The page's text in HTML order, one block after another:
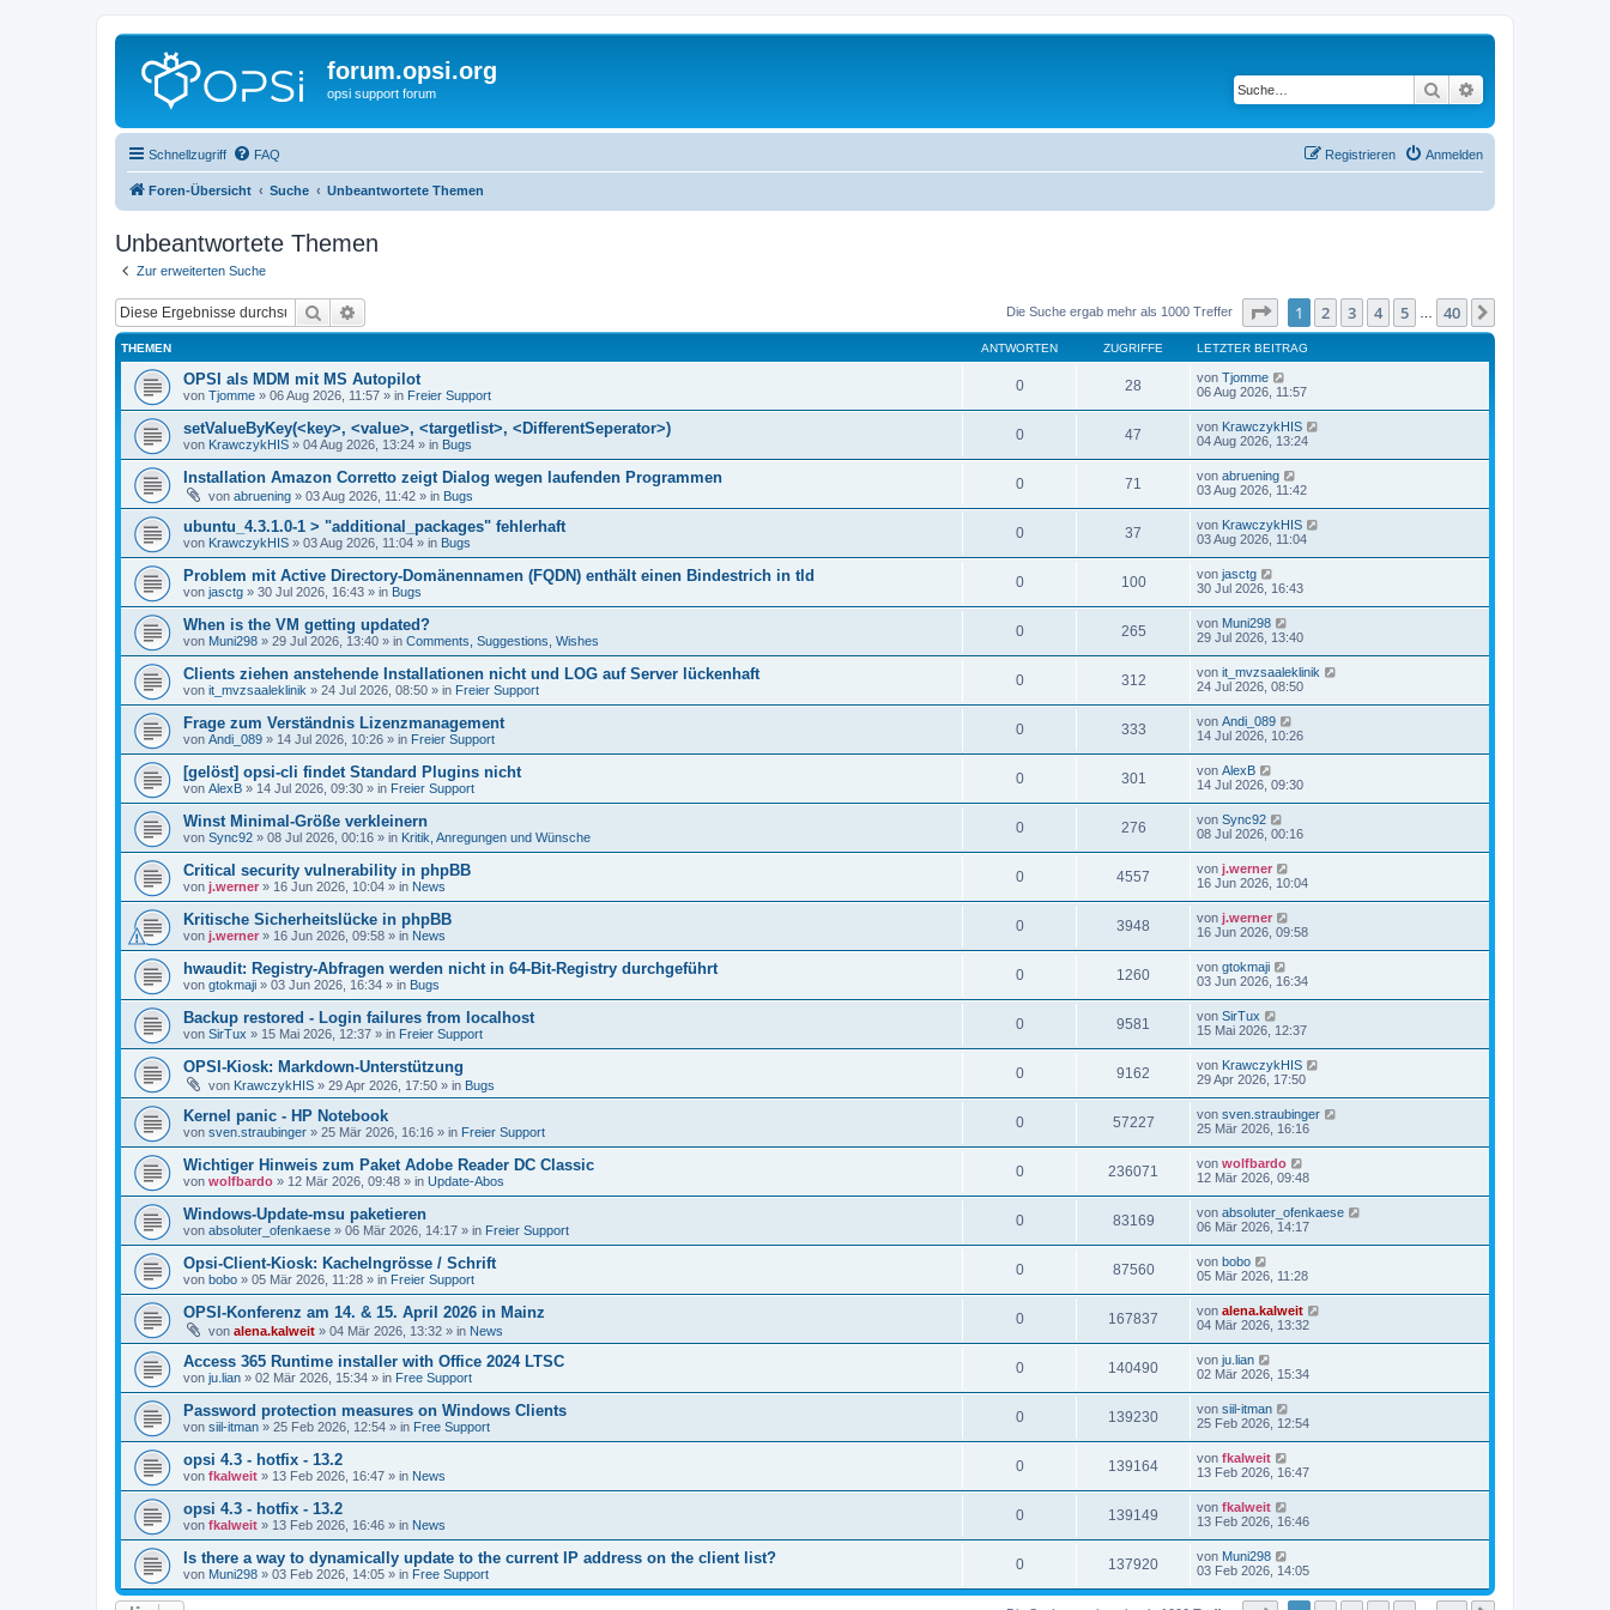
forum.opsi.org
opsi support forum Suche
Schnellzugriff FAQ Anmelden
Registrieren
Foren-Übersicht Suche Unbeantwortete Themen
Unbeantwortete Themen
Zur erweiterten Suche
Suche Die Suche ergab mehr als 1000 Treffer Seite von40
1 2 3 4 5 40
THEMEN ANTWORTEN ZUGRIFFE LETZTER BEITRAG
OPSI als MDM mit MS Autopilot
von Tjomme » 06 Aug 2026, 11:57 » in Freier Support
0 28 von Tjomme
06 Aug 2026, 11:57
setValueByKey(<key>, <value>, <targetlist>, <DifferentSeperator>)
von KrawczykHIS » 04 Aug 2026, 13:24 » in Bugs
0 47 von KrawczykHIS
04 Aug 2026, 13:24
Installation Amazon Corretto zeigt Dialog wegen laufenden Programmen
von abruening » 03 Aug 2026, 11:42 » in Bugs
0 71 von abruening
03 Aug 2026, 11:42
ubuntu_4.3.1.0-1 > "additional_packages" fehlerhaft
von KrawczykHIS » 03 Aug 2026, 11:04 » in Bugs
0 37 von KrawczykHIS
03 Aug 2026, 11:04
Problem mit Active Directory-Domänennamen (FQDN) enthält einen Bindestrich in tld
von jasctg » 30 Jul 2026, 16:43 » in Bugs
0 100 von jasctg
30 Jul 2026, 16:43
When is the VM getting updated?
von Muni298 » 29 Jul 2026, 13:40 » in Comments, Suggestions, Wishes
0 265 von Muni298
29 Jul 2026, 13:40
Clients ziehen anstehende Installationen nicht und LOG auf Server lückenhaft
von it_mvzsaaleklinik » 24 Jul 2026, 08:50 » in Freier Support
0 312 von it_mvzsaaleklinik
24 Jul 2026, 08:50
Frage zum Verständnis Lizenzmanagement
von Andi_089 » 14 Jul 2026, 10:26 » in Freier Support
0 333 von Andi_089
14 Jul 2026, 10:26
[gelöst] opsi-cli findet Standard Plugins nicht
von AlexB » 14 Jul 2026, 09:30 » in Freier Support
0 301 von AlexB
14 Jul 2026, 09:30
Winst Minimal-Größe verkleinern
von Sync92 » 08 Jul 2026, 00:16 » in Kritik, Anregungen und Wünsche
0 276 von Sync92
08 Jul 2026, 00:16
Critical security vulnerability in phpBB
von j.werner » 16 Jun 2026, 10:04 » in News
0 4557 von j.werner
16 Jun 2026, 10:04
Kritische Sicherheitslücke in phpBB
von j.werner » 16 Jun 2026, 09:58 » in News
0 3948 von j.werner
16 Jun 2026, 09:58
hwaudit: Registry-Abfragen werden nicht in 64-Bit-Registry durchgeführt
von gtokmaji » 03 Jun 2026, 16:34 » in Bugs
0 1260 von gtokmaji
03 Jun 2026, 16:34
Backup restored - Login failures from localhost
von SirTux » 15 Mai 2026, 12:37 » in Freier Support
0 9581 von SirTux
15 Mai 2026, 12:37
OPSI-Kiosk: Markdown-Unterstützung
von KrawczykHIS » 29 Apr 2026, 17:50 » in Bugs
0 9162 von KrawczykHIS
29 Apr 2026, 17:50
Kernel panic - HP Notebook
von sven.straubinger » 25 Mär 2026, 16:16 » in Freier Support
0 57227 von sven.straubinger
25 Mär 2026, 16:16
Wichtiger Hinweis zum Paket Adobe Reader DC Classic
von wolfbardo » 12 Mär 2026, 09:48 » in Update-Abos
0 236071 von wolfbardo
12 Mär 2026, 09:48
Windows-Update-msu paketieren
von absoluter_ofenkaese » 06 Mär 2026, 14:17 » in Freier Support
0 83169 von absoluter_ofenkaese
06 Mär 2026, 14:17
Opsi-Client-Kiosk: Kachelngrösse / Schrift
von bobo » 05 Mär 2026, 11:28 » in Freier Support
0 87560 von bobo
05 Mär 2026, 11:28
OPSI-Konferenz am 14. & 15. April 2026 in Mainz
von alena.kalweit » 04 Mär 2026, 13:32 » in News
0 167837 von alena.kalweit
04 Mär 2026, 13:32
Access 365 Runtime installer with Office 2024 LTSC
von ju.lian » 02 Mär 2026, 15:34 » in Free Support
0 140490 von ju.lian
02 Mär 2026, 15:34
Password protection measures on Windows Clients
von siil-itman » 25 Feb 2026, 12:54 » in Free Support
0 139230 von siil-itman
25 Feb 2026, 12:54
opsi 4.3 - hotfix - 13.2
von fkalweit » 13 Feb 2026, 16:47 » in News
0 139164 von fkalweit
13 Feb 2026, 16:47
opsi 4.3 - hotfix - 13.2
von fkalweit » 13 Feb 2026, 16:46 » in News
0 139149 von fkalweit
13 Feb 2026, 16:46
Is there a way to dynamically update to the current IP address on the client list?
von Muni298 » 03 Feb 2026, 14:05 » in Free Support
0 137920 von Muni298
03 Feb 2026, 14:05